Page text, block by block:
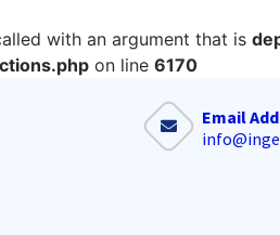
with an argument that is
on line 6170
Email